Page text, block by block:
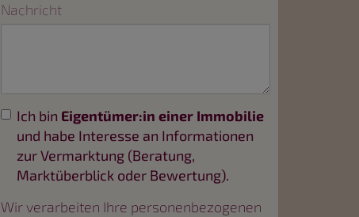
Nachricht
Ich bin Eigentümer:in einer Immobilie
und habe Interesse an Informationen
zur Vermarktung (Beratung,
Marktüberblick oder Bewertung).
Wir verarbeiten Ihre personenbezogenen